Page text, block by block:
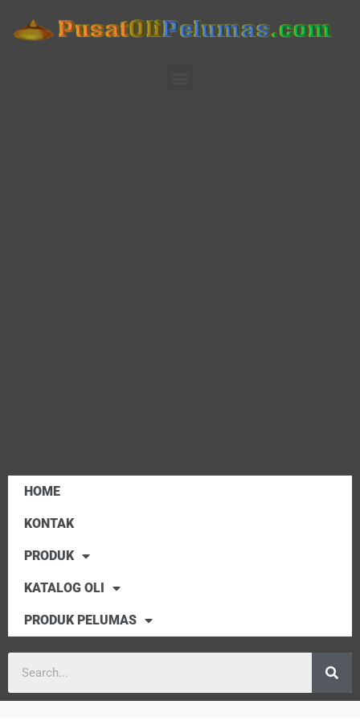
HOME
KONTAK
PRODUK
KATALOG OLI
PRODUK PELUMAS